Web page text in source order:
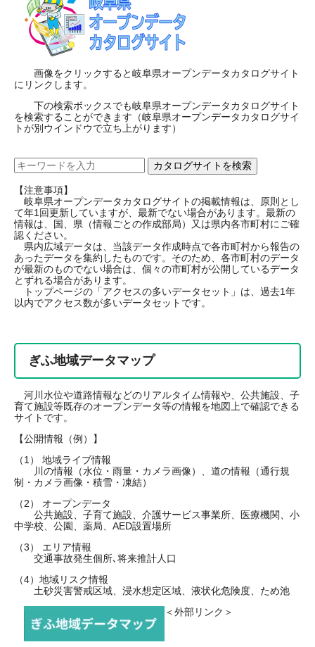
画像をクリックすると岐阜県オープンデータカタログサイト
にリンクします。
下の検索ボックスでも岐阜県オープンデータカタログサイト
を検索することができます（岐阜県オープンデータカタログサイ
トが別ウインドウで立ち上がります）
【注意事項】
岐阜県オープンデータカタログサイトの掲載情報は、原則とし
て年1回更新していますが、最新でない場合があります。最新の
情報は、国、県（情報ごとの作成部局）又は県内各市町村にご確
認ください。
県内広域データは、当該データ作成時点で各市町村から報告の
あったデータを集約したものです。そのため、各市町村のデータ
が最新のものでない場合は、個々の市町村が公開しているデータ
とずれる場合があります。
トップページの「アクセスの多いデータセット」は、過去1年
以内でアクセス数が多いデータセットです。
ぎふ地域データマップ
河川水位や道路情報などのリアルタイム情報や、公共施設、子
育て施設等既存のオープンデータ等の情報を地図上で確認できる
サイトです。
【公開情報（例）】
（1） 地域ライブ情報
川の情報（水位・雨量・カメラ画像）、道の情報（通行規
制・カメラ画像・積雪・凍結）
（2） オープンデータ
公共施設、子育て施設、介護サービス事業所、医療機関、小
中学校、公園、薬局、AED設置場所
（3） エリア情報
交通事故発生個所､将来推計人口
（4）地域リスク情報
土砂災害警戒区域、浸水想定区域、液状化危険度、ため池
＜外部リンク＞